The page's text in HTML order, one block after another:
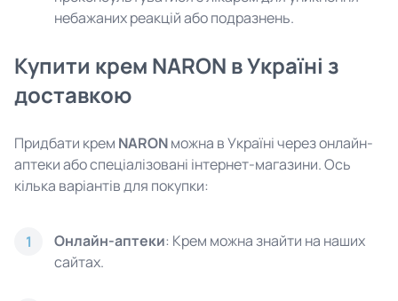
небажаних реакцій або подразнень.
Купити крем NARON в Україні з
доставкою
Придбати крем NARONможна в Україні через онлайн-
аптеки або спеціалізовані інтернет-магазини. Ось
кілька варіантів для покупки:
1 Онлайн-аптеки: Крем можна знайти на наших
сайтах.